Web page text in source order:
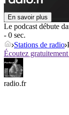
En savoir plus
Le podcast débute
- 0 sec.
Stations de radio
Écoutez
radio.fr